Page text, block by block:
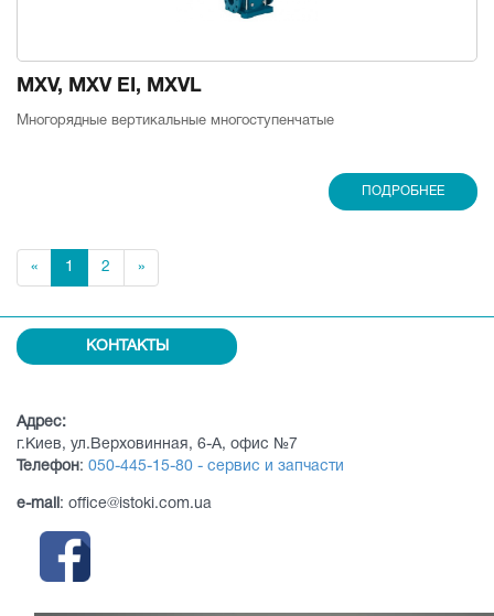
MXV, MXV EI, MXVL
Многорядные вертикальные многоступенчатые
ПОДРОБНЕЕ
« 1 2 »
КОНТАКТЫ
Адрес:
г.Киев, ул.Верховинная, 6-А, офис №7
Телефон: 050-445-15-80 - сервис и запчасти
e-mail : office@istoki.com.ua